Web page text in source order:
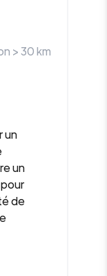
>30km
un
un
de